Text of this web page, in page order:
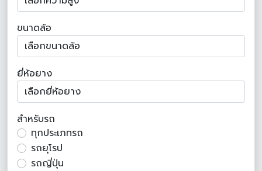
ขนาดล้อ
ยี่ห้อยาง
สำหรับรถ
ทุกประเภทรถ
รถยุโรป
รถญี่ปุ่น